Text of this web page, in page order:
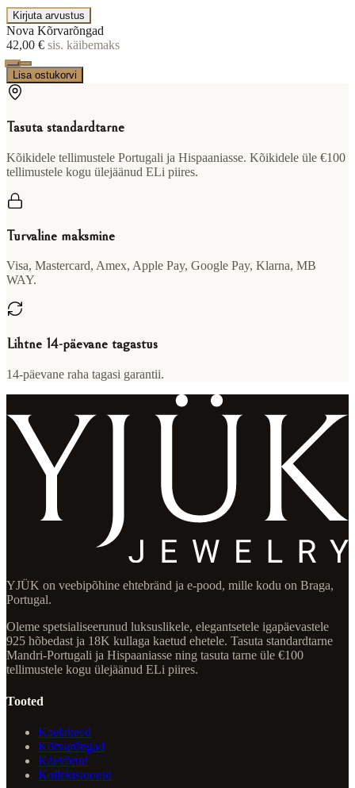
Kirjuta arvustus
Nova Kõrvarõngad
42,00 € sis. käibemaks
Lisa ostukorvi
Tasuta standardtarne
Kõikidele tellimustele Portugali ja Hispaaniasse. Kõikidele üle €100
tellimustele kogu ülejäänud ELi piires.
Turvaline maksmine
Visa, Mastercard, Amex, Apple Pay, Google Pay, Klarna, MB
WAY.
Lihtne 14-päevane tagastus
14-päevane raha tagasi garantii.
YJÜK on veebipõhine ehtebränd ja e-pood, mille kodu on Braga,
Portugal.
Oleme spetsialiseerunud luksuslikele, elegantsetele igapäevastele
925 hõbedast ja 18K kullaga kaetud ehetele. Tasuta standardtarne
Mandri-Portugali ja Hispaaniasse ning tasuta tarne üle €100
tellimustele kogu ülejäänud ELi piires.
Tooted
Kaelakeed
Kõrvarõngad
Käevõrud
Kollektsioonid